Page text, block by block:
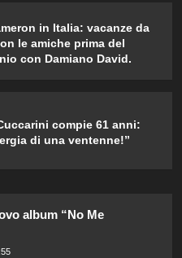
in Italia: vacanze da
le amiche prima del
con Damiano David.
compie 61 anni:
di una ventenne!”
in famiglia da mamma
e gioiosa.
album “No Me